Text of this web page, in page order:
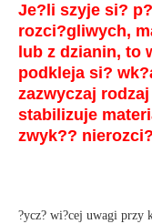
Je?li szyje si?
rozci?gliwych,
lub z dzianin, to
podkleja si?
zazwyczaj
stabilizuje
zwyk??
?ycz? wi?cej uwagi przy